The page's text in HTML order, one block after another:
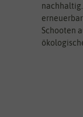
Schooten